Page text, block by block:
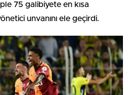
75 galibiyete en kısa
unvanını ele geçirdi.